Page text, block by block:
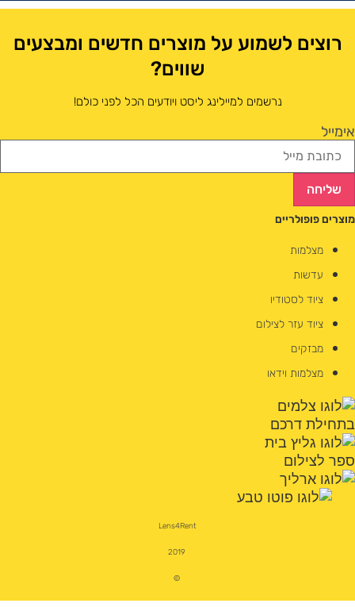
רוצים לשמוע על מוצרים חדשים ומבצעים
שווים?
נרשמים למיילינג ליסט ויודעים הכל לפני כולם!
אימייל
שליחה
מוצרים פופולריים
מצלמות
עדשות
ציוד לסטודיו
ציוד עזר לצילום
מבזקים
מצלמות וידאו
Lens4Rent
2019
©